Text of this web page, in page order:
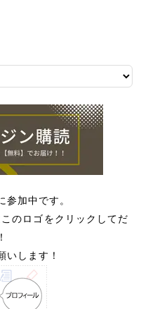
参加中です。
のロゴをクリックしてだ
いします！